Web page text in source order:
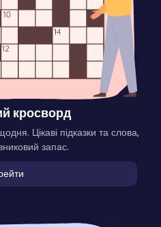
кросворд
Цікаві підказки та слова,
запас.